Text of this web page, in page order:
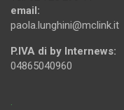
email:
paola.lunghini@mclink.it
P.IVA di by Internews:
04865040960
.